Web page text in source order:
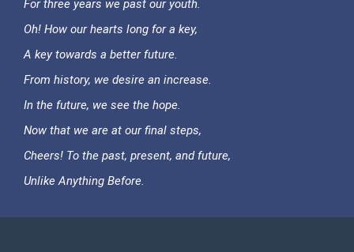
For three years we past our youth.
Oh! How our hearts long for a key,
A key towards a better future.
From history, we desire an increase.
In the future, we see the hope.
Now that we are at our final steps,
Cheers! To the past, present, and future,
Unlike Anything Before.